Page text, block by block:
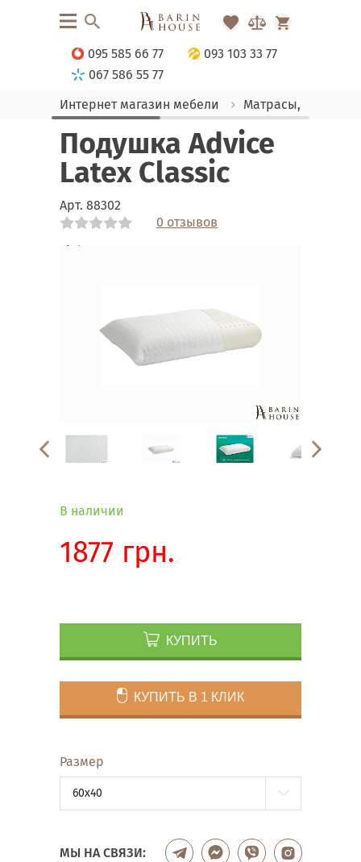
095 585 66 77
093 103 33 77
067 586 55 77
Интернет магазин мебели
Матрасы, текстиль
Подушка Advice
Latex Classic
Арт. 88302
0 отзывов
Link
Link
Link
Link
Link
Link
Link
Link
В наличии
1877 грн.
КУПИТЬ
КУПИТЬ В 1 КЛИК
Размер
60x40
МЫ НА СВЯЗИ: